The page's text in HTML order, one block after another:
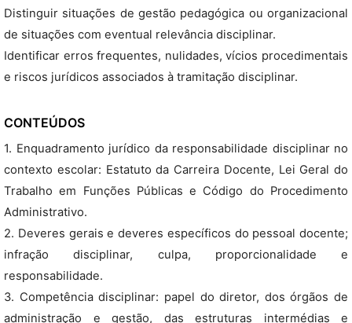
Distinguir situações de gestão pedagógica ou organizacional
de situações com eventual relevância disciplinar.
Identificar erros frequentes, nulidades, vícios procedimentais
e riscos jurídicos associados à tramitação disciplinar.
CONTEÚDOS
1. Enquadramento jurídico da responsabilidade disciplinar no
contexto escolar: Estatuto da Carreira Docente, Lei Geral do
Trabalho em Funções Públicas e Código do Procedimento
Administrativo.
2. Deveres gerais e deveres específicos do pessoal docente;
infração disciplinar, culpa, proporcionalidade e
responsabilidade.
3. Competência disciplinar: papel do diretor, dos órgãos de
administração e gestão, das estruturas intermédias e